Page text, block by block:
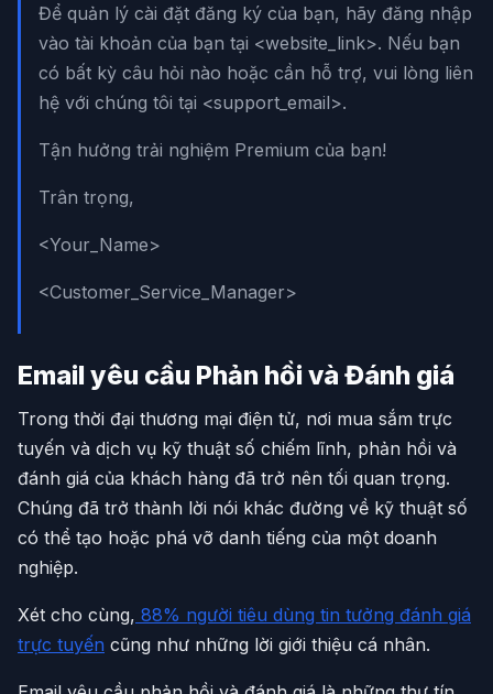
Để quản lý cài đặt đăng ký của bạn, hãy đăng nhập
vào tài khoản của bạn tại <website_link>. Nếu bạn
có bất kỳ câu hỏi nào hoặc cần hỗ trợ, vui lòng liên
hệ với chúng tôi tại <support_email>.
Tận hưởng trải nghiệm Premium của bạn!
Trân trọng,
<Your_Name>
<Customer_Service_Manager>
Email yêu cầu Phản hồi và Đánh giá
Trong thời đại thương mại điện tử, nơi mua sắm trực
tuyến và dịch vụ kỹ thuật số chiếm lĩnh, phản hồi và
đánh giá của khách hàng đã trở nên tối quan trọng.
Chúng đã trở thành lời nói khác đường về kỹ thuật số
có thể tạo hoặc phá vỡ danh tiếng của một doanh
nghiệp.
Xét cho cùng, 88% người tiêu dùng tin tưởng đánh giá
trực tuyến cũng như những lời giới thiệu cá nhân.